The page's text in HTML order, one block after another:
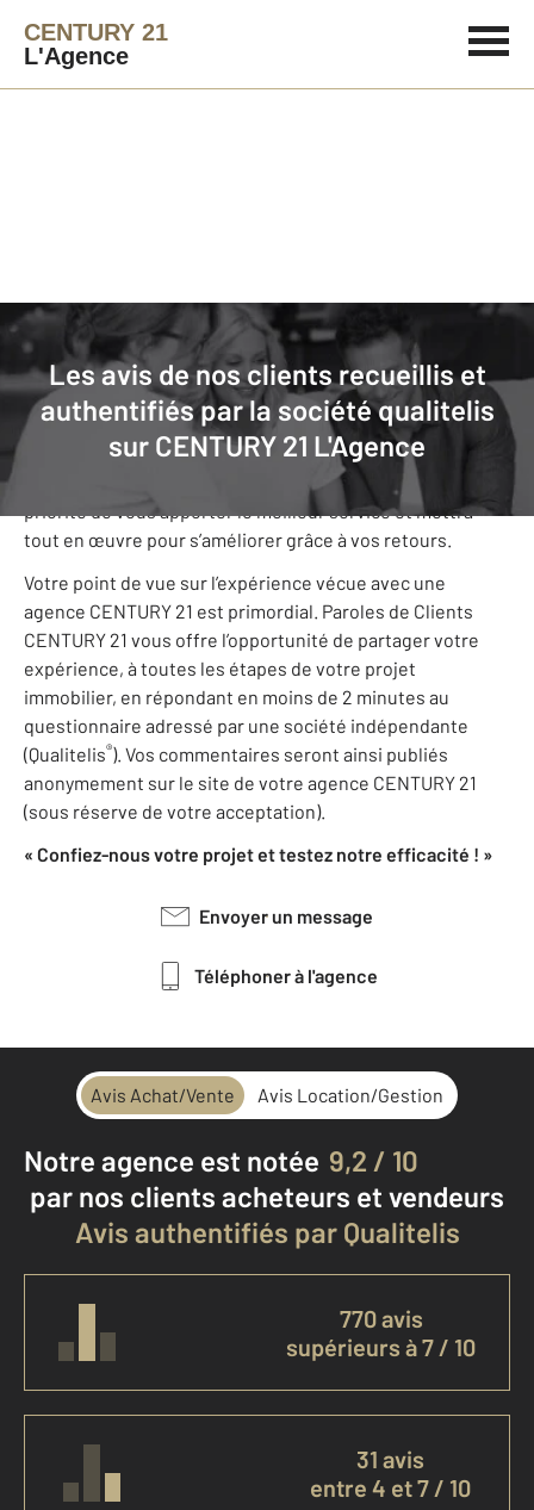
CENTURY 21
L'Agence
Les avis de nos clients recueillis et
authentifiés par la société qualitelis
sur CENTURY 21 L'Agence
Agence immobilière Avis de nos clients
CENTURY 21 L'Agence: nos clients
donnent leurs avis
Notre agence CENTURY 21 L'Agence s’est fixée comme
priorité de vous apporter le meilleur service et mettra
tout en œuvre pour s’améliorer grâce à vos retours.
Votre point de vue sur l’expérience vécue avec une
agence CENTURY 21 est primordial. Paroles de Clients
CENTURY 21 vous offre l’opportunité de partager votre
expérience, à toutes les étapes de votre projet
immobilier, en répondant en moins de 2 minutes au
questionnaire adressé par une société indépendante
(Qualitelis®). Vos commentaires seront ainsi publiés
anonymement sur le site de votre agence CENTURY 21
(sous réserve de votre acceptation).
« Confiez-nous votre projet et testez notre efficacité ! »
Envoyer un message
Téléphoner à l'agence
Avis Achat/Vente Avis Location/Gestion
Notre agence est notée 9,2 / 10
par nos clients acheteurs et vendeurs
Avis authentifiés par Qualitelis
770 avis
supérieurs à 7 / 10
31 avis
entre 4 et 7 / 10